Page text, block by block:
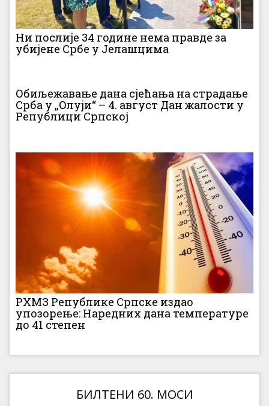
Ни послије 34 године нема правде за
убијене Србе у Јелашцима
Обиљежавање дана сјећања на страдање
Срба у „Олуји“ – 4. август Дан жалости у
Републици Српској
РХМЗ Републике Српске издао
упозорење: Наредних дана температуре
до 41 степен
БИЛТЕНИ 60. МОСИ